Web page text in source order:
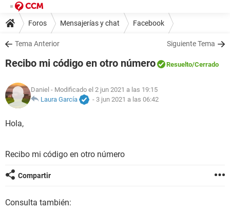
Foros Mensajerías y chat Facebook
Tema Anterior Siguiente Tema
Recibo mi código en otro número Resuelto/Cerrado
Daniel - Modificado el 2 jun 2021 a las 19:15
Laura García
- 3 jun 2021 a las 06:42
Hola,
Recibo mi código en otro número
Compartir
Consulta también: